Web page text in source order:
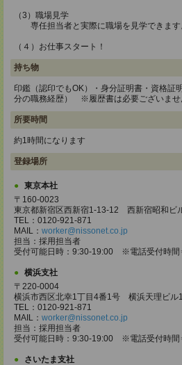
（3）職場見学
専任担当者と実際に職場を見学できます
（４）お仕事スタート！
持ち物
印鑑（認印でもOK）・身分証明書・資格証
分の職務経歴） ※履歴書は必要ございませ
所要時間
約1時間になります
登録場所
東京本社
〒160-0023
東京都新宿区西新宿1-13-12 西新宿昭和ビ
TEL：0120-921-871
MAIL： worker@nissonet.co.jp
担当：採用担当者
受付可能日時：9:30-19:00 ※電話受付時
横浜支社
〒220-0004
横浜市西区北幸1丁目4番1号 横浜天理ビル
TEL：0120-921-871
MAIL： worker@nissonet.co.jp
担当：採用担当者
受付可能日時：9:30-19:00 ※電話受付時
さいたま支社